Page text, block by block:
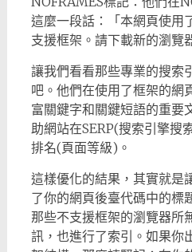
這麼一段話：「本網頁使用
支援框架。請下載新的瀏覽
讓我們看看那些專業的搜索
吧。他們在使用了框架的網
富關鍵字和關鍵短語的重要
助網站在SERP(搜索引擎搜
排名(頁面等級)。
這樣優化的結果，其實就是
了你的網頁後臺代碼中的標
那些不支援框架的瀏覽器所
訊，也進行了索引。如果你